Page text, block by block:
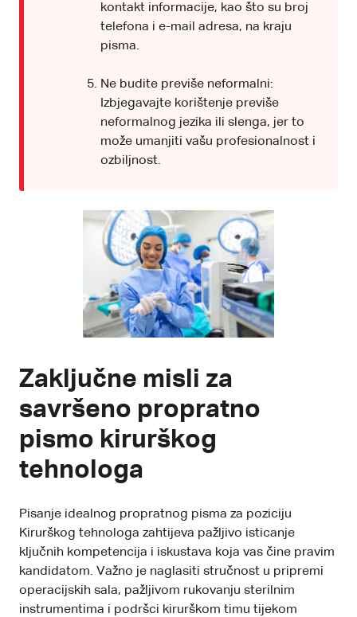
kontakt informacije, kao što su broj
telefona i e-mail adresa, na kraju
pisma.
Ne budite previše neformalni:
Izbjegavajte korištenje previše
neformalnog jezika ili slenga, jer to
može umanjiti vašu profesionalnost i
ozbiljnost.
Zaključne misli za
savršeno propratno
pismo kirurškog
tehnologa
Pisanje idealnog propratnog pisma za poziciju
Kirurškog tehnologa zahtijeva pažljivo isticanje
ključnih kompetencija i iskustava koja vas čine pravim
kandidatom. Važno je naglasiti stručnost u pripremi
operacijskih sala, pažljivom rukovanju sterilnim
instrumentima i podršci kirurškom timu tijekom